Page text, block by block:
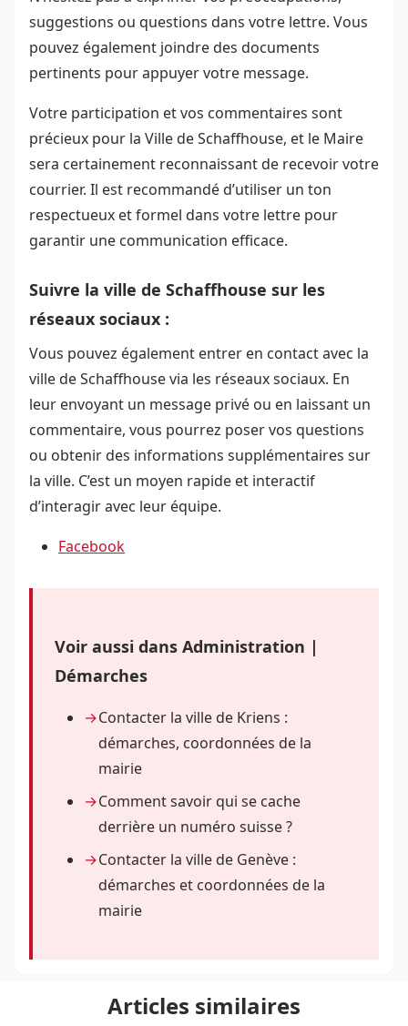
suggestions ou questions dans votre lettre. Vous
pouvez également joindre des documents
pertinents pour appuyer votre message.
Votre participation et vos commentaires sont
précieux pour la Ville de Schaffhouse, et le Maire
sera certainement reconnaissant de recevoir votre
courrier. Il est recommandé d’utiliser un ton
respectueux et formel dans votre lettre pour
garantir une communication efficace.
Suivre la ville de Schaffhouse sur les
réseaux sociaux :
Vous pouvez également entrer en contact avec la
ville de Schaffhouse via les réseaux sociaux. En
leur envoyant un message privé ou en laissant un
commentaire, vous pourrez poser vos questions
ou obtenir des informations supplémentaires sur
la ville. C’est un moyen rapide et interactif
d’interagir avec leur équipe.
Facebook
Voir aussi dans Administration |
Démarches
Contacter la ville de Kriens :
démarches, coordonnées de la
mairie
Comment savoir qui se cache
derrière un numéro suisse ?
Contacter la ville de Genève :
démarches et coordonnées de la
mairie
Articles similaires